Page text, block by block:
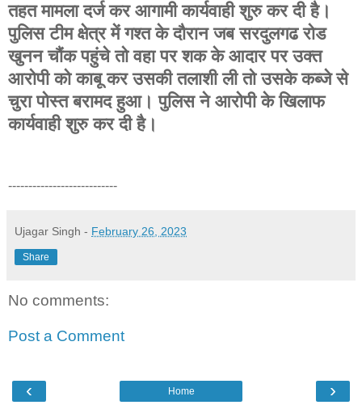
तहत मामला दर्ज कर आगामी कार्यवाही शुरु कर दी है।
पुलिस टीम क्षेत्र में गश्त के दौरान जब सरदुलगढ रोड
खुनन चौंक पहुंचे तो वहा पर शक के आदार पर उक्त
आरोपी को काबू कर उसकी तलाशी ली तो उसके कब्जे से
चुरा पोस्त बरामद हुआ। पुलिस ने आरोपी के खिलाफ
कार्यवाही शुरु कर दी है।
---------------------------
Ujagar Singh - February 26, 2023
Share
No comments:
Post a Comment
‹ ›
Home